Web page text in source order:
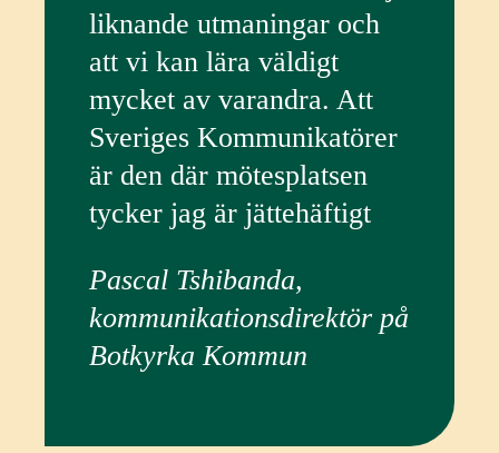
liknande utmaningar och
att vi kan lära väldigt
mycket av varandra. Att
Sveriges Kommunikatörer
är den där mötesplatsen
tycker jag är jättehäftigt
Pascal Tshibanda,
kommunikationsdirektör på
Botkyrka Kommun